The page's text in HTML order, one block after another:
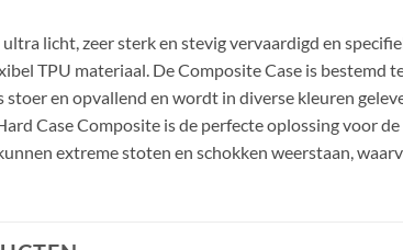
licht, zeer sterk en stevig vervaardigd en
TPU materiaal. De Composite Case is bestemd
stoer en opvallend en wordt in diverse kleuren
Case Composite is de perfecte oplossing voor
extreme stoten en schokken weerstaan,